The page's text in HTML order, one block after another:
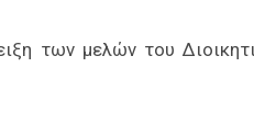
των μελών του